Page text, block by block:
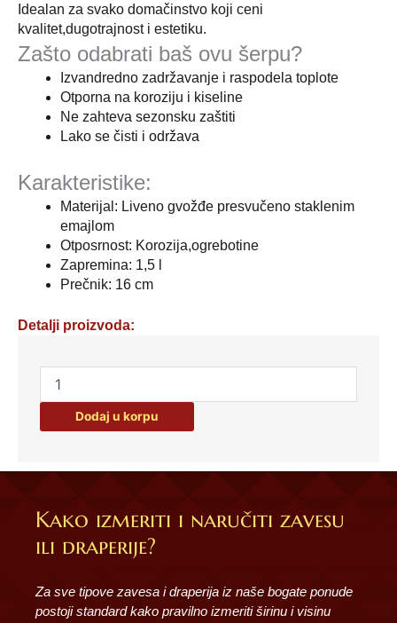
Idealan za svako domačinstvo koji ceni
kvalitet,dugotrajnost i estetiku.
Zašto odabrati baš ovu šerpu?
Izvandredno zadržavanje i raspodela toplote
Otporna na koroziju i kiseline
Ne zahteva sezonsku zaštiti
Lako se čisti i održava
Karakteristike:
Materijal: Liveno gvožđe presvučeno staklenim
emajlom
Otposrnost: Korozija,ogrebotine
Zapremina: 1,5 l
Prečnik: 16 cm
Detalji proizvoda:
ŠERPA
10056
količina
Dodaj u korpu
Kako izmeriti i naručiti zavesu
ili draperije?
Za sve tipove zavesa i draperija iz naše bogate ponude
postoji standard kako pravilno izmeriti širinu i visinu